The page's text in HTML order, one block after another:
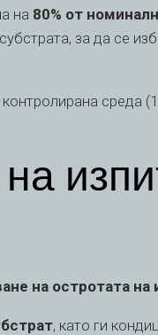
на 80% от
за да се
среда
на остротата на
, като ги